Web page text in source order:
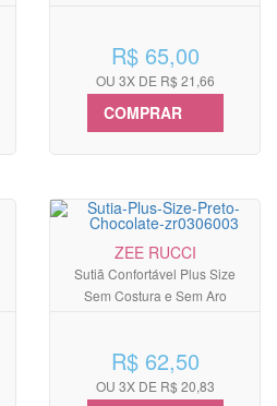
R$ 65,00
OU 3X DE R$ 21,66
COMPRAR
ZEE RUCCI
Sutiã Confortável Plus Size
Sem Costura e Sem Aro
R$ 62,50
OU 3X DE R$ 20,83